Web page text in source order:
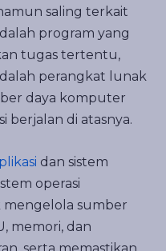
saling terkait
program yang
tugas tertentu,
perangkat lunak
daya komputer
berjalan di atasnya.
dan sistem
operasi
sumber
memori, dan